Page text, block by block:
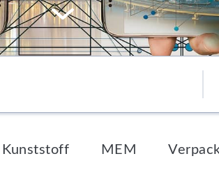
to content
Kunststoff MEM